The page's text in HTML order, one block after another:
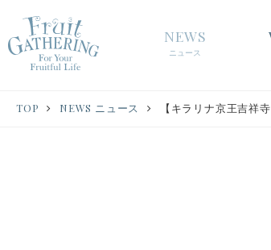
NEWS
ニュース
TOP NEWS ニュース 【キラリナ京王吉祥